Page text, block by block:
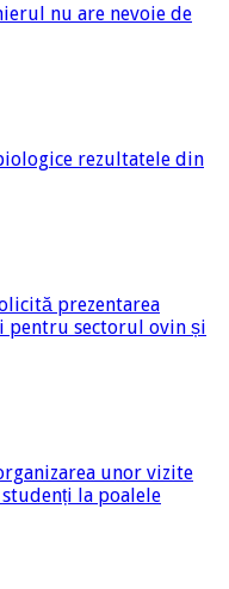
nu are nevoie de
rezultatele din
prezentarea
pentru sectorul ovin și
unor vizite
la poalele